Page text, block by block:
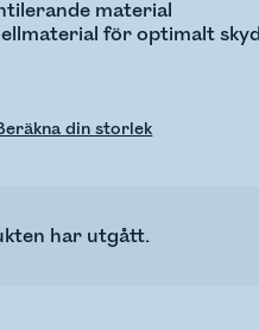
material
för optimalt
din storlek
har utgått.